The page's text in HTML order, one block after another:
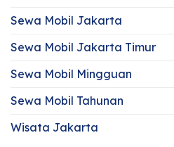
Sewa Mobil Jakarta
Sewa Mobil Jakarta Timur
Sewa Mobil Mingguan
Sewa Mobil Tahunan
Wisata Jakarta